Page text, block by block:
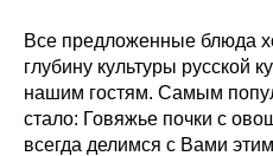
Все предложенные блюда
глубину культуры русской
нашим гостям. Самым
стало: Говяжье почки с
всегда делимся с Вами